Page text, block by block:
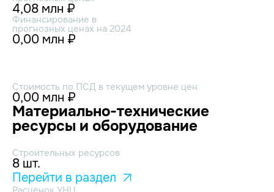
4,08 млн ₽
Финансирование в
прогнозных ценах на 2024
0,00 млн ₽
Стоимость по ПСД в текущем уровне цен
0,00 млн ₽
Материально-технические
ресурсы и оборудование
Строительных ресурсов
8 шт.
Перейти в раздел